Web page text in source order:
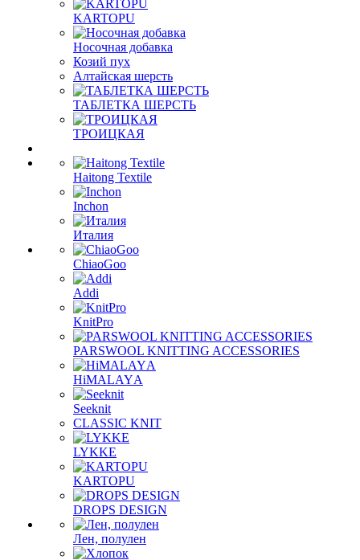
KARTOPU
Носочная добавка
Козий пух
Алтайская шерсть
ТАБЛЕTКА ШЕРСТЬ
ТРОИЦКАЯ
Haitong Textilе
Inchon
Италия
ChiaoGoo
Addi
KnitPro
PARSWOOL KNITTING ACCESSORIES
HiMALAYА
Seeknit
CLASSIC KNIT
LYKKE
KАRTOPU
DROPS DЕSIGN
Лен, полулен